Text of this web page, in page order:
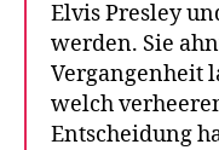
Elvis Presley
werden. Sie
Vergangenheit
welch
Entscheidung